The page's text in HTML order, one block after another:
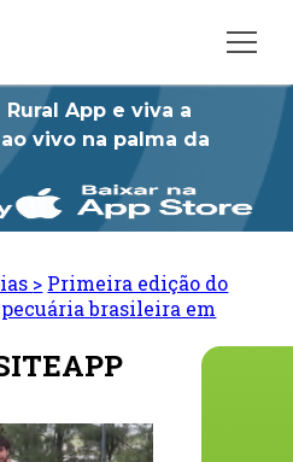
App e viva a
vivo na palma da
> Primeira edição do
brasileira em